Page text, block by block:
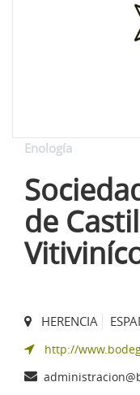
Enología
de
HERENCIA
http://